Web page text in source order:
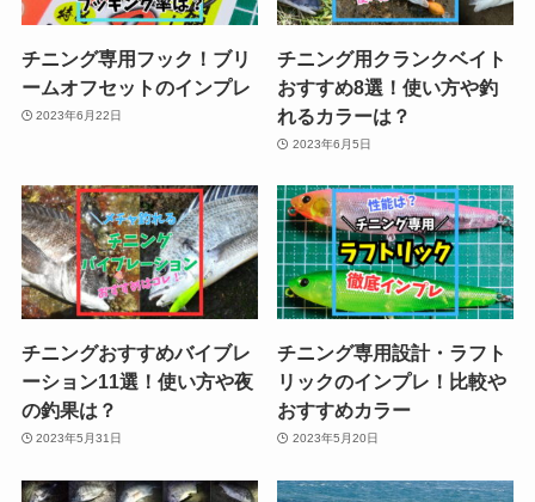
チニング専用フック！ブリ
ームオフセットのインプレ
2023年6月22日
チニング用クランクベイト
おすすめ8選！使い方や釣
れるカラーは？
2023年6月5日
チニングおすすめバイブレ
ーション11選！使い方や夜
の釣果は？
2023年5月31日
チニング専用設計・ラフト
リックのインプレ！比較や
おすすめカラー
2023年5月20日